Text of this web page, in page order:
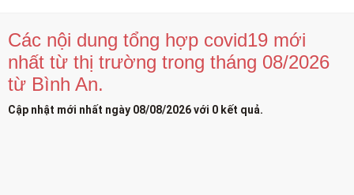
Các nội dung tổng hợp covid19 mới
nhất từ thị trường trong tháng 08/2026
từ Bình An.
Cập nhật mới nhất ngày 08/08/2026 với 0 kết quả.